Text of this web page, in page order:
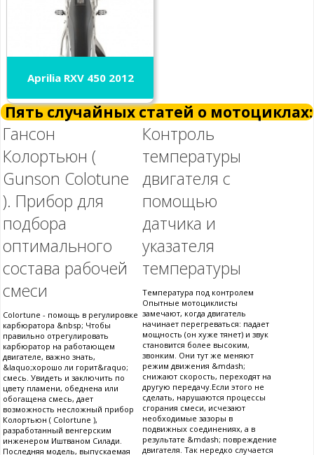
Aprilia RXV 450 2012
Пять случайных статей о мотоциклах:
Гансон
Колортьюн (
Gunson Colotune
). Прибор для
подбора
оптимального
состава рабочей
смеси
Colortune - помощь в регулировке
карбюратора &nbsp; Чтобы
правильно отрегулировать
карбюратор на работающем
двигателе, важно знать,
&laquo;хорошо ли горит&raquo;
смесь. Увидеть и заключить по
цвету пламени, обеднена или
обогащена смесь, дает
возможность несложный прибор
Колортьюн ( Colortune ),
разработанный венгерским
инженером Иштваном Силади.
Последняя модель, выпускаемая
Контроль
температуры
двигателя с
помощью
датчика и
указателя
температуры
Температура под контролем
Опытные мотоциклисты
замечают, когда двигатель
начинает перегреваться: падает
мощность (он хуже тянет) и звук
становится более высоким,
звонким. Они тут же меняют
режим движения &mdash;
снижают скорость, переходят на
другую передачу.Если этого не
сделать, нарушаются процессы
сгорания смеси, исчезают
необходимые зазоры в
подвижных соединениях, а в
результате &mdash; повреждение
двигателя. Так нередко случается